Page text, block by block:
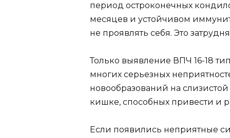
период остроконечных
месяцев и устойчивом
не проявлять себя. Это
Только выявление ВПЧ 16-18
многих серьезных
новообразований на
кишке, способных привести и
Если появились неприятные